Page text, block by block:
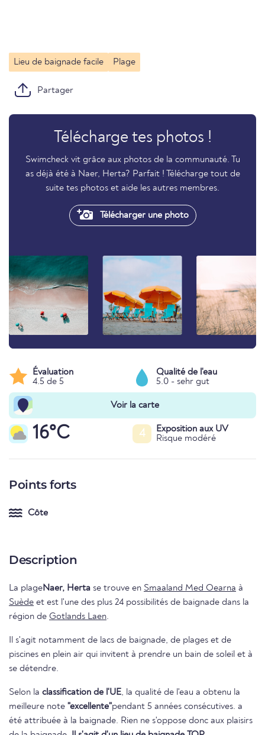
Lieu de baignade facile Plage
Partager
Télécharge tes photos !
Swimcheck vit grâce aux photos de la communauté. Tu
as déjà été à Naer, Herta? Parfait ! Télécharge tout de
suite tes photos et aide les autres membres.
Télécharger une photo
Évaluation
4.5 de 5
Qualité de l'eau
5.0 - sehr gut
Voir la carte
16°C 4
Exposition aux UV
Risque modéré
Points forts
Côte
Description
La plageNaer, Herta se trouve en Smaaland Med Oearna à
Suède et est l'une des plus 24 possibilités de baignade dans la
région de Gotlands Laen.
Il s'agit notamment de lacs de baignade, de plages et de
piscines en plein air qui invitent à prendre un bain de soleil et à
se détendre.
Selon la classification de l'UE, la qualité de l'eau a obtenu la
meilleure note "excellente"pendant 5 années consécutives. a
été attribuée à la baignade. Rien ne s'oppose donc aux plaisirs